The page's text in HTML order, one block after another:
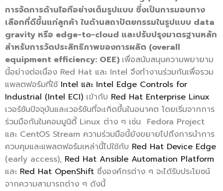
การจัดการด้านไอทีอย่างเต็มรูปแบบ ซึ่งเป็นการมอบทาง
เลือกที่ดีขึ้นแก่ลูกค้า ในด้านสถาปัตยกรรมในรูปแบบ data
gravity หรือ edge-to-cloud และปรับปรุงมาตรฐานหลัก
สำหรับการวัดประสิทธิภาพของการผลิต (overall
equipment efficiency: OEE) เพื่อสนับสนุนความพยายาม
นี้อย่างต่อเนื่อง Red Hat และ Intel จึงทำงานร่วมกันเพื่อรวม
แพลตฟอร์มที่ใช้ Intel และ Intel Edge Controls for
Industrial (Intel ECI) เข้ากับ Red Hat Enterprise Linux
เวอร์ชันปัจจุบันและเวอร์ชันที่จะเกิดขึ้นในอนาคต โดยเริ่มจากการ
ร่วมมือกันในคอมมูนิตี้ Linux ต่าง ๆ เช่น Fedora Project
และ CentOS Stream ความร่วมมือนี้ยังขยายไปถึงการนำการ
ควบคุมและแพลตฟอร์มเหล่านี้ไปใช้กับ Red Hat Device Edge
(early access), Red Hat Ansible Automation Platform
และ Red Hat OpenShift ซึ่งองค์กรต่าง ๆ จะได้รับประโยชน์
จากความสามารถต่าง ๆ ดังนี้